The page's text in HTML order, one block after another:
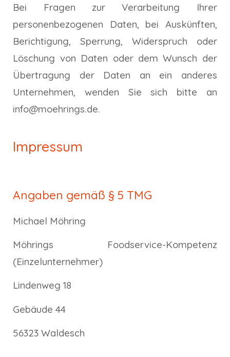
Bei Fragen zur Verarbeitung Ihrer
personenbezogenen Daten, bei Auskünften,
Berichtigung, Sperrung, Widerspruch oder
Löschung von Daten oder dem Wunsch der
Übertragung der Daten an ein anderes
Unternehmen, wenden Sie sich bitte an
info@moehrings.de.
Impressum
Angaben gemäß § 5 TMG
Michael Möhring
Möhrings Foodservice-Kompetenz
(Einzelunternehmer)
Lindenweg 18
Gebäude 44
56323 Waldesch